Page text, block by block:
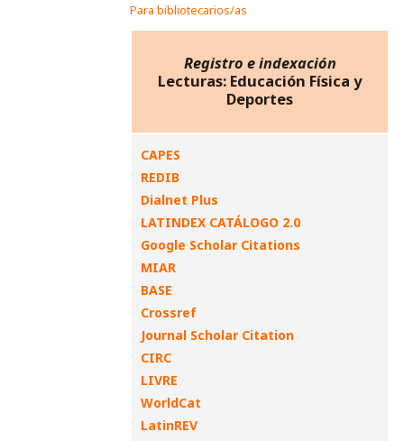
Para bibliotecarios/as
Registro e indexación
Lecturas: Educación Física y
Deportes
CAPES
REDIB
Dialnet Plus
LATINDEX CATÁLOGO 2.0
Google Scholar Citations
MIAR
BASE
Crossref
Journal Scholar Citation
CIRC
LIVRE
WorldCat
LatinREV